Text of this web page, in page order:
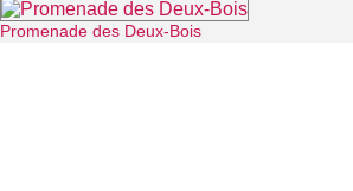
Promenade des Deux-Bois